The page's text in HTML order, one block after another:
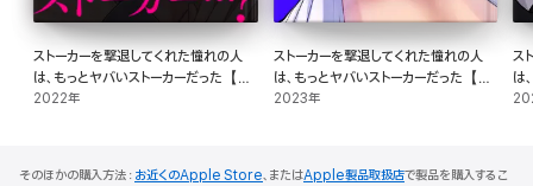
ストーカーを撃退してくれた憧れの人
は、もっとヤバいストーカーだった【お
まけ描き下ろし付き】 1巻
2022年
ストーカーを撃退してくれた憧れの人
は、もっとヤバいストーカーだった【お
まけ描き下ろし付き】 2巻
2023年
ス
は
ま
そのほかの購入方法： お近くのApple Store、またはApple製品取扱店で製品を購入するこ